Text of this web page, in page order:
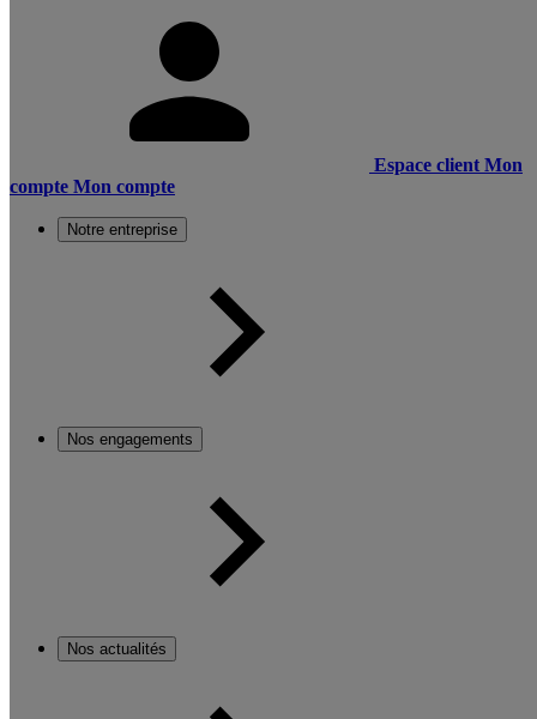
Espace client Mon
compte Mon compte
Notre entreprise
Nos engagements
Nos actualités